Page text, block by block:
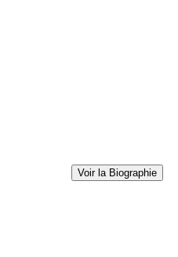
Voir la Biographie